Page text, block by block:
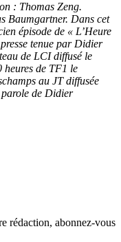
: Thomas Zeng.
Baumgartner. Dans cet
épisode de « L’Heure
tenue par Didier
de LCI diffusé le
heures de TF1 le
au JT diffusée
de Didier
rédaction, abonnez-vous